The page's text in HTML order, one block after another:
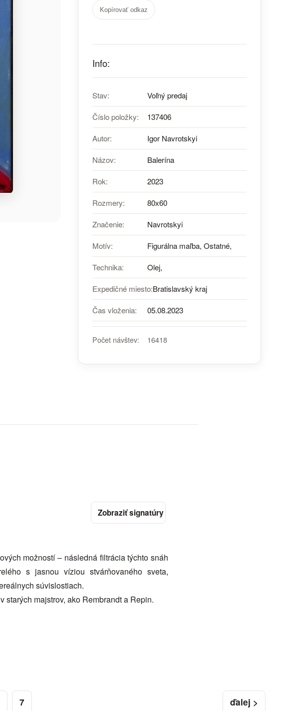
Kopírovať odkaz
Info:
Stav: Voľný predaj
Číslo položky: 137406
Autor: Igor Navrotskyi
Názov: Balerína
Rok: 2023
Rozmery: 80х60
Značenie: Navrotskyi
Motív: Figurálna maľba, Ostatné,
Technika: Olej,
Expedičné miesto:Bratislavský kraj
Čas vloženia: 05.08.2023
Počet návštev: 16418
možností – následná filtrácia týchto snáh
s jasnou víziou stvárňovaného sveta,
súvislostiach.
starých majstrov, ako Rembrandt a Repin.
ďalej >
7